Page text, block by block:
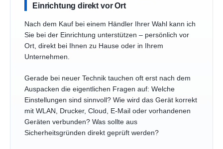
Einrichtung direkt vor Ort
Nach dem Kauf bei einem Händler Ihrer Wahl kann ich
Sie bei der Einrichtung unterstützen – persönlich vor
Ort, direkt bei Ihnen zu Hause oder in Ihrem
Unternehmen.
Gerade bei neuer Technik tauchen oft erst nach dem
Auspacken die eigentlichen Fragen auf: Welche
Einstellungen sind sinnvoll? Wie wird das Gerät korrekt
mit WLAN, Drucker, Cloud, E-Mail oder vorhandenen
Geräten verbunden? Was sollte aus
Sicherheitsgründen direkt geprüft werden?